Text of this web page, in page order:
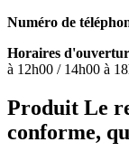
Numéro de
Horaires
à 12h00 / 14h00 à
Produit Le
conforme,